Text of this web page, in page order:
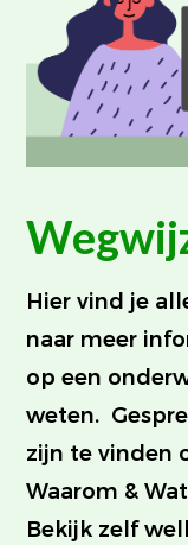
Hier vind je
naar meer
op een
weten.
zijn te vinden
Waarom &
Bekijk zelf